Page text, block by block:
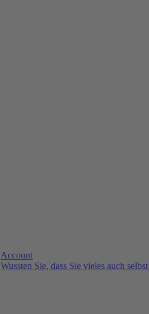
Account
Wussten Sie, dass Sie vieles auch